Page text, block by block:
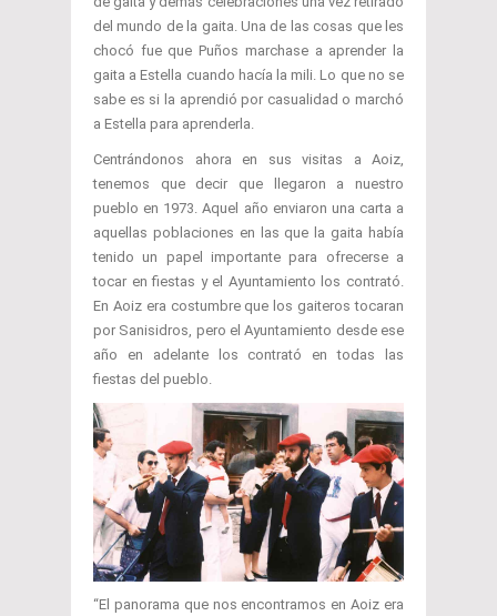
del mundo de la gaita. Una de las cosas que les
chocó fue que Puños marchase a aprender la
gaita a Estella cuando hacía la mili. Lo que no se
sabe es si la aprendió por casualidad o marchó
a Estella para aprenderla.
Centrándonos ahora en sus visitas a Aoiz,
tenemos que decir que llegaron a nuestro
pueblo en 1973. Aquel año enviaron una carta a
aquellas poblaciones en las que la gaita había
tenido un papel importante para ofrecerse a
tocar en fiestas y el Ayuntamiento los contrató.
En Aoiz era costumbre que los gaiteros tocaran
por Sanisidros, pero el Ayuntamiento desde ese
año en adelante los contrató en todas las
fiestas del pueblo.
“El panorama que nos encontramos en Aoiz era